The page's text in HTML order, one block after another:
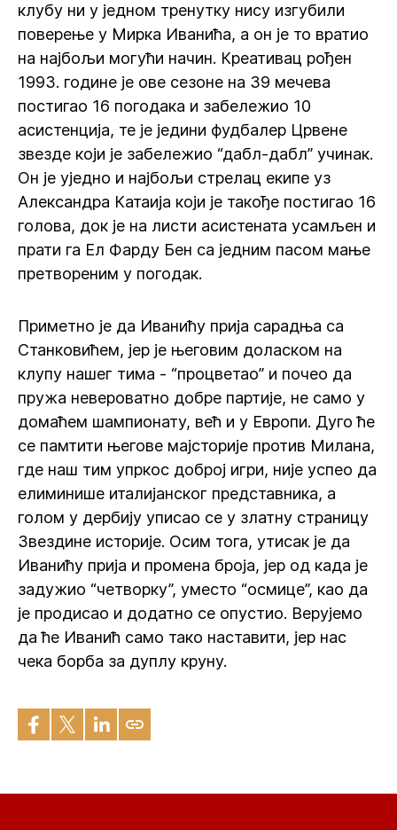
клубу ни у једном тренутку нису изгубили
поверење у Мирка Иванића, а он је то вратио
на најбољи могући начин. Креативац рођен
1993. године је ове сезоне на 39 мечева
постигао 16 погодака и забележио 10
асистенција, те је једини фудбалер Црвене
звезде који је забележио “дабл-дабл” учинак.
Он је уједно и најбољи стрелац екипе уз
Александра Катаија који је такође постигао 16
голова, док је на листи асистената усамљен и
прати га Ел Фарду Бен са једним пасом мање
претвореним у погодак.
Приметно је да Иванићу прија сарадња са
Станковићем, јер је његовим доласком на
клупу нашег тима - “процветао” и почео да
пружа невероватно добре партије, не само у
домаћем шампионату, већ и у Европи. Дуго ће
се памтити његове мајсторије против Милана,
где наш тим упркос доброј игри, није успео да
елиминише италијанског представника, а
голом у дербију уписао се у златну страницу
Звездине историје. Осим тога, утисак је да
Иванићу прија и промена броја, јер од када је
задужио “четворку”, уместо “осмице”, као да
је продисао и додатно се опустио. Верујемо
да ће Иванић само тако наставити, јер нас
чека борба за дуплу круну.